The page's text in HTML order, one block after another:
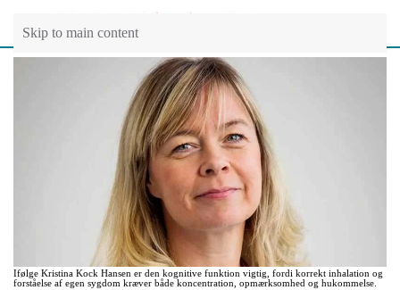
Skip to main content
Ifølge Kristina Kock Hansen er den kognitive funktion vigtig, fordi korrekt inhalation og
forståelse af egen sygdom kræver både koncentration, opmærksomhed og hukommelse.